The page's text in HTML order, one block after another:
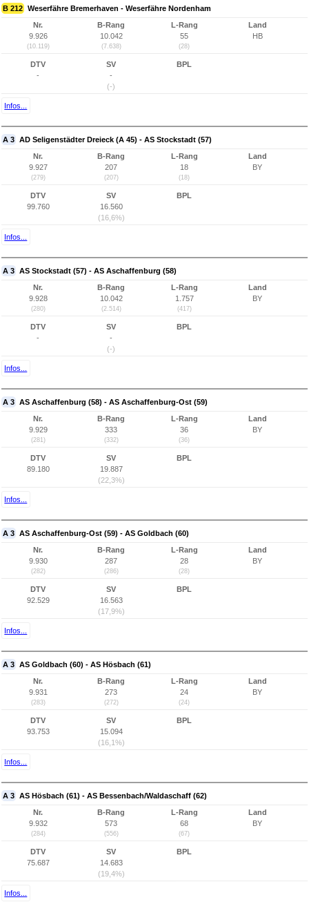
B 212 Weserfähre Bremerhaven - Weserfähre Nordenham
Nr.
9.926
(10.119)
B-Rang
10.042
(7.638)
L-Rang
55
(28)
Land
HB
DTV
-
SV
-
(-)
BPL
Infos...
A 3 AD Seligenstädter Dreieck (A 45) - AS Stockstadt (57)
Nr.
9.927
(279)
B-Rang
207
(207)
L-Rang
18
(18)
Land
BY
DTV
99.760
SV
16.560
(16,6%)
BPL
Infos...
A 3 AS Stockstadt (57) - AS Aschaffenburg (58)
Nr.
9.928
(280)
B-Rang
10.042
(2.514)
L-Rang
1.757
(417)
Land
BY
DTV
-
SV
-
(-)
BPL
Infos...
A 3 AS Aschaffenburg (58) - AS Aschaffenburg-Ost (59)
Nr.
9.929
(281)
B-Rang
333
(332)
L-Rang
36
(36)
Land
BY
DTV
89.180
SV
19.887
(22,3%)
BPL
Infos...
A 3 AS Aschaffenburg-Ost (59) - AS Goldbach (60)
Nr.
9.930
(282)
B-Rang
287
(286)
L-Rang
28
(28)
Land
BY
DTV
92.529
SV
16.563
(17,9%)
BPL
Infos...
A 3 AS Goldbach (60) - AS Hösbach (61)
Nr.
9.931
(283)
B-Rang
273
(272)
L-Rang
24
(24)
Land
BY
DTV
93.753
SV
15.094
(16,1%)
BPL
Infos...
A 3 AS Hösbach (61) - AS Bessenbach/Waldaschaff (62)
Nr.
9.932
(284)
B-Rang
573
(556)
L-Rang
68
(67)
Land
BY
DTV
75.687
SV
14.683
(19,4%)
BPL
Infos...